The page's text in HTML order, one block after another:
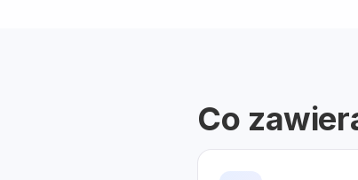
Co